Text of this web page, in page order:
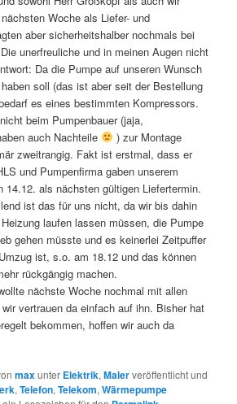
Woche als Liefer- und
aber sicherheitshalber nochmals bei
unerfreuliche und in meinen Augen nicht
Da die Pumpe auf unseren Wunsch
soll (das ist aber seit der Bestellung
es eines bestimmten Kompressors.
beim Pumpenbauer (jaja,
auch Nachteile
) zur Montage
zweitrangig. Fakt ist erstmal, dass er
und Pumpenfirma gaben unserem
14.12. als nächsten gültigen Liefertermin.
ist das für uns nicht, da wir bis dahin
laufen lassen müssen, die Pumpe
gehen müsste und es keinerlei Zeitpuffer
ist, s.o. am 18.12 und das können
rückgängig machen.
nächste Woche nochmal mit allen
vertrauen da einfach auf ihn. Bisher hat
bekommen, hoffen wir auch da
maxunter Elektrik,Malerveröffentlicht und
,Telefon,Telekom,Wärmepumpe